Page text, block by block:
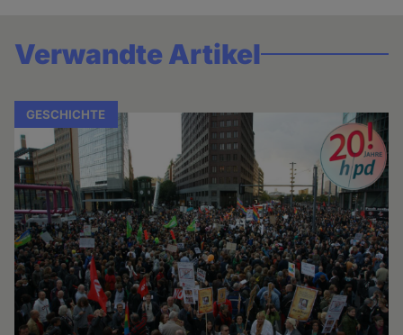
Verwandte Artikel
GESCHICHTE